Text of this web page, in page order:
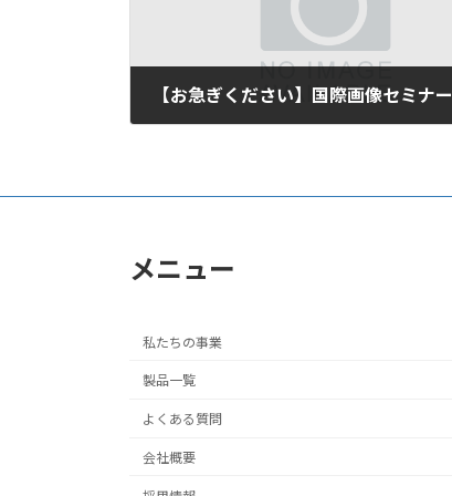
【お急ぎください】国際画像セミナー
メニュー
私たちの事業
製品一覧
よくある質問
会社概要